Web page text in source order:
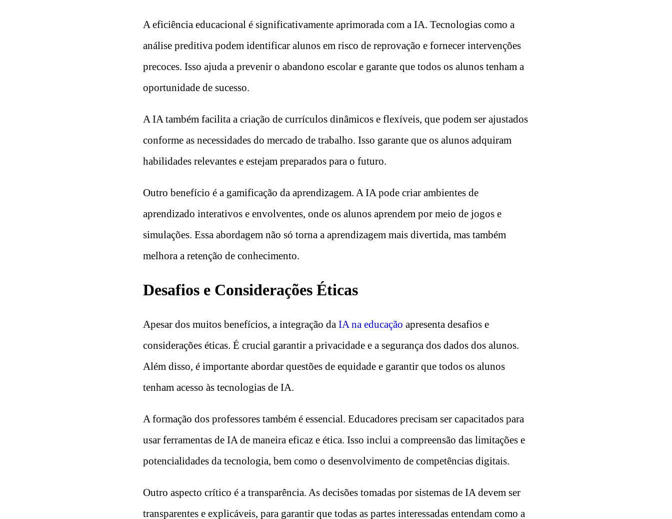
A eficiência educacional é significativamente aprimorada com a IA. Tecnologias como a
análise preditiva podem identificar alunos em risco de reprovação e fornecer intervenções
precoces. Isso ajuda a prevenir o abandono escolar e garante que todos os alunos tenham a
oportunidade de sucesso.
A IA também facilita a criação de currículos dinâmicos e flexíveis, que podem ser ajustados
conforme as necessidades do mercado de trabalho. Isso garante que os alunos adquiram
habilidades relevantes e estejam preparados para o futuro.
Outro benefício é a gamificação da aprendizagem. A IA pode criar ambientes de
aprendizado interativos e envolventes, onde os alunos aprendem por meio de jogos e
simulações. Essa abordagem não só torna a aprendizagem mais divertida, mas também
melhora a retenção de conhecimento.
Desafios e Considerações Éticas
Apesar dos muitos benefícios, a integração da IA na educação apresenta desafios e
considerações éticas. É crucial garantir a privacidade e a segurança dos dados dos alunos.
Além disso, é importante abordar questões de equidade e garantir que todos os alunos
tenham acesso às tecnologias de IA.
A formação dos professores também é essencial. Educadores precisam ser capacitados para
usar ferramentas de IA de maneira eficaz e ética. Isso inclui a compreensão das limitações e
potencialidades da tecnologia, bem como o desenvolvimento de competências digitais.
Outro aspecto crítico é a transparência. As decisões tomadas por sistemas de IA devem ser
transparentes e explicáveis, para garantir que todas as partes interessadas entendam como a